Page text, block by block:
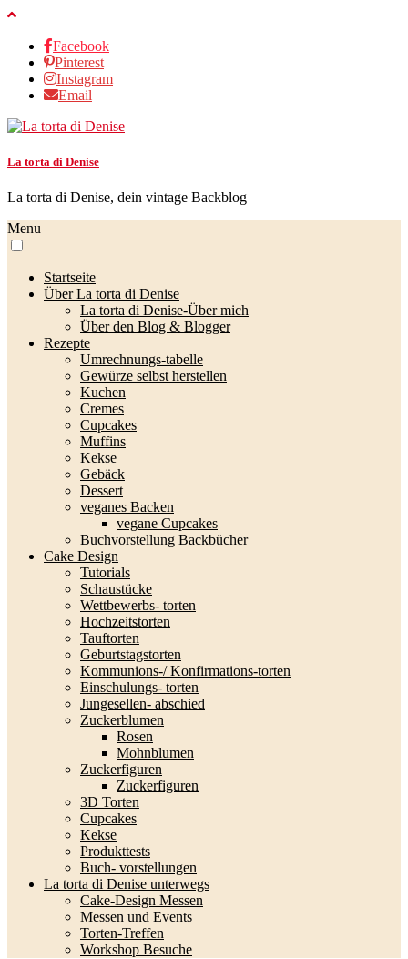
Facebook
Pinterest
Instagram
Email
La torta di Denise
La torta di Denise, dein vintage Backblog
Menu
Startseite
Über La torta di Denise
La torta di Denise-Über mich
Über den Blog & Blogger
Rezepte
Umrechnungs-tabelle
Gewürze selbst herstellen
Kuchen
Cremes
Cupcakes
Muffins
Kekse
Gebäck
Dessert
veganes Backen
vegane Cupcakes
Buchvorstellung Backbücher
Cake Design
Tutorials
Schaustücke
Wettbewerbs- torten
Hochzeitstorten
Tauftorten
Geburtstagstorten
Kommunions-/ Konfirmations-torten
Einschulungs- torten
Jungesellen- abschied
Zuckerblumen
Rosen
Mohnblumen
Zuckerfiguren
Zuckerfiguren
3D Torten
Cupcakes
Kekse
Produkttests
Buch- vorstellungen
La torta di Denise unterwegs
Cake-Design Messen
Messen und Events
Torten-Treffen
Workshop Besuche